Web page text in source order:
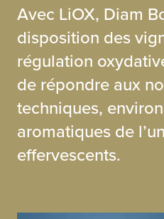
Avec LiOX, Diam
disposition des
régulation
de répondre aux
techniques,
aromatiques de
effervescents.